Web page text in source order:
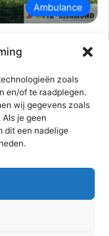
zoals
en/of te raadplegen.
wij gegevens zoals
je geen
dit een nadelige
Ambulance
medische
18.10 uur
woning aan de